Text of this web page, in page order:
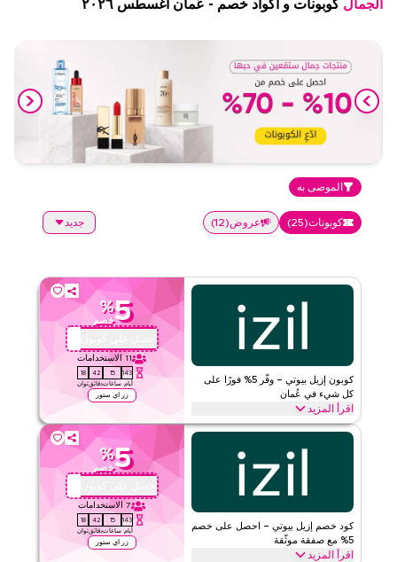
الجمال كوبونات و اكواد خصم - عُمان أغسطس ٢٠٢٦
الموصى به
كوبونات(
25
) عروض(
12
) جديد
كوبون إزيل بيوتي – وفّر 5% فورًا على
كل شيء في عُمان
اقرأ المزيد
5
%
خصم
احصل على كوبون
11 الاستخدامات
143
أيام
15
ساعات
42
دقائق
17
ثوان
زر اي ستور
وفّر 5% فورًا مع كود إزيل بيوتي هذا على كل شيء. استرد الآن للحصول
على خصومات حصرية عبر الفئات الأعلى مثل العناية بالبشرة والعناية
بالشعر والعناية بالجسم وزيوت الوجه والأمصال والمزيد.
الأحكام والشروط
الحد الأدنى للطلب
لا شيء
ينطبق على
ويب/تطبيق
الفئات
كود خصم إزيل بيوتي – احصل على خصم
5% مع صفقة موثّقة
اقرأ المزيد
5
%
خصم
احصل على كوبون
7 الاستخدامات
143
أيام
15
ساعات
42
دقائق
17
ثوان
زر اي ستور